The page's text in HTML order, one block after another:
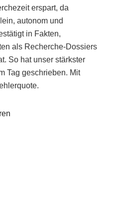
erspart, da
autonom und
in Fakten,
als Recherche-Dossiers
So hat unser stärkster
Tag geschrieben. Mit